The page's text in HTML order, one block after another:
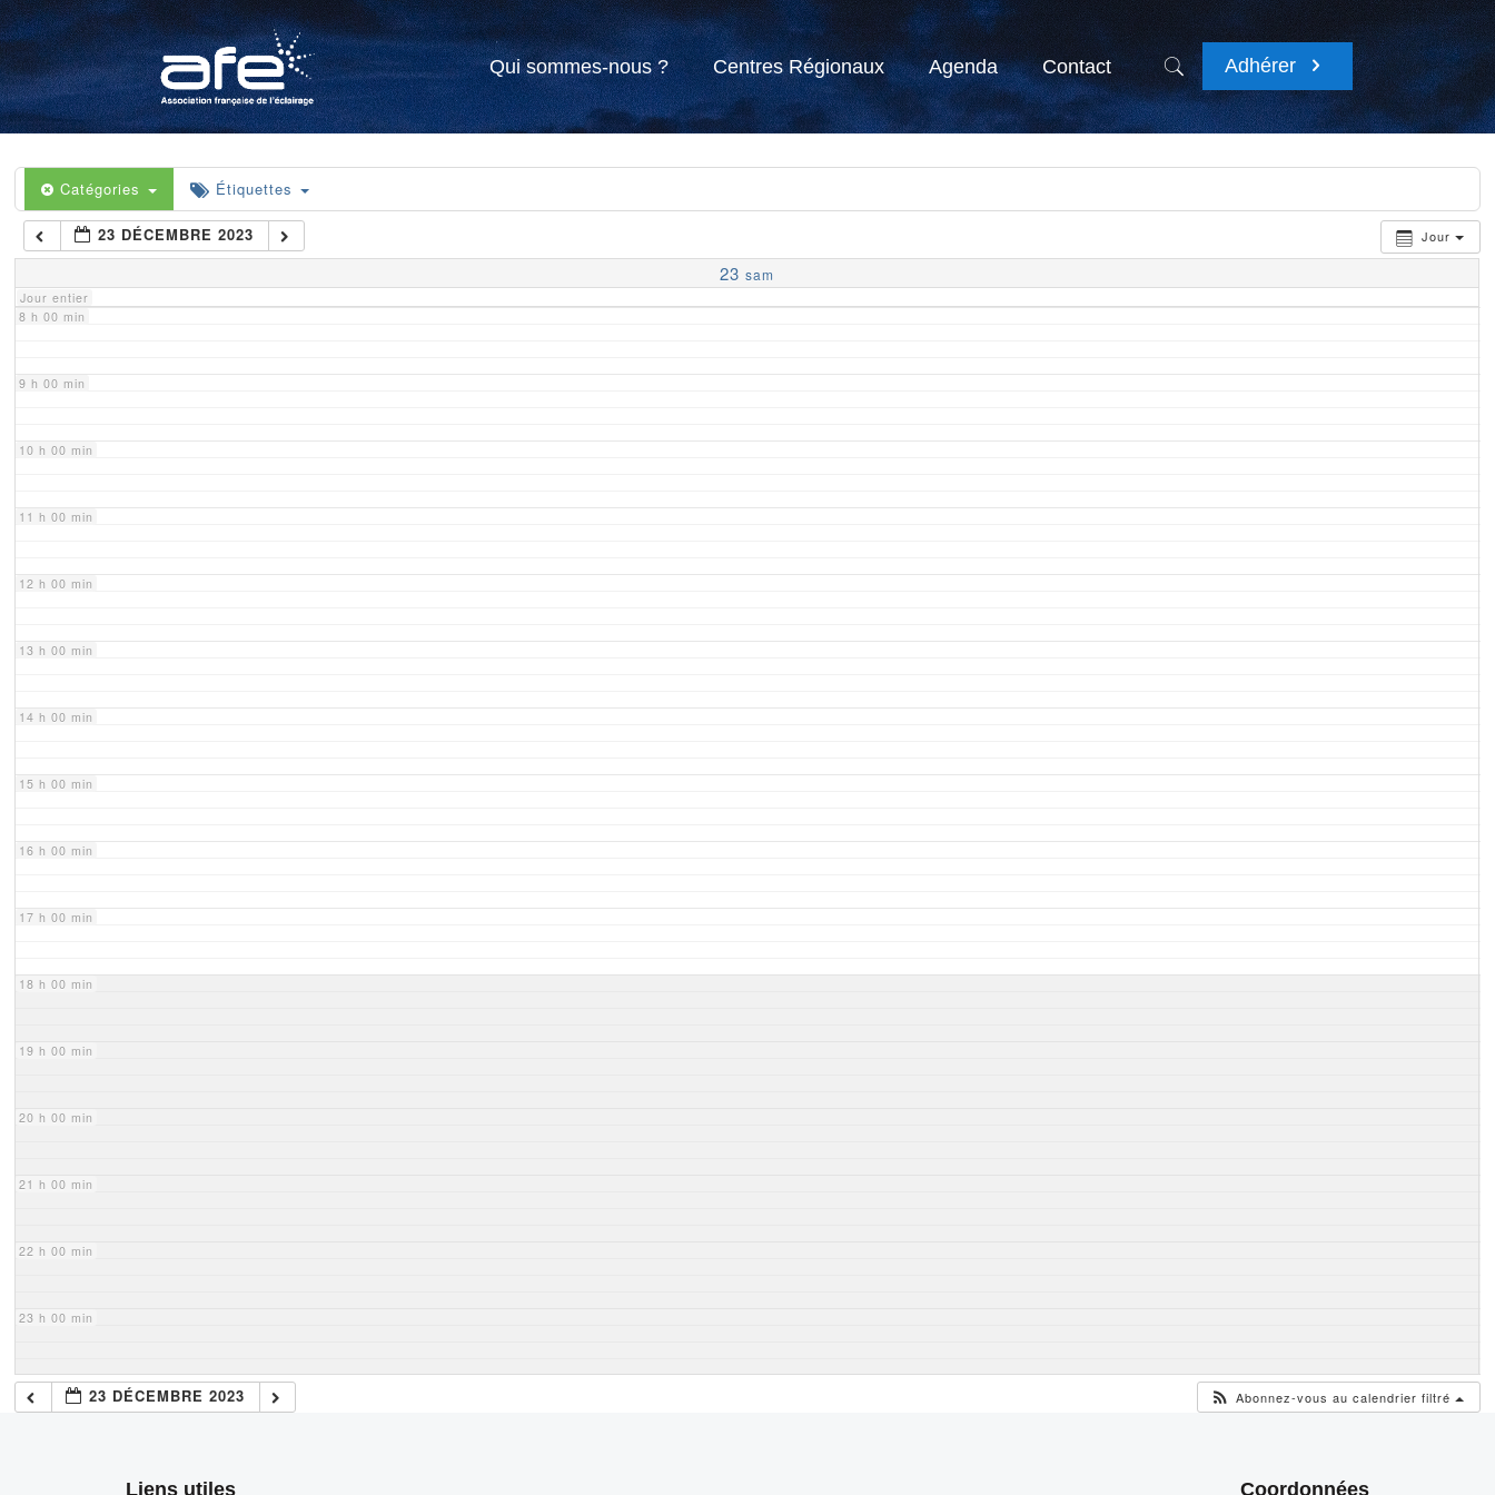
Qui sommes-nous ? Centres Régionaux Agenda Contact Adhérer
Catégories Étiquettes
Jour
23 DÉCEMBRE 2023
23 sam
Jour entier
4 h 00 min
5 h 00 min
6 h 00 min
7 h 00 min
8 h 00 min
9 h 00 min
10 h 00 min
11 h 00 min
12 h 00 min
13 h 00 min
14 h 00 min
15 h 00 min
16 h 00 min
17 h 00 min
18 h 00 min
19 h 00 min
20 h 00 min
21 h 00 min
22 h 00 min
23 h 00 min
23 DÉCEMBRE 2023 Abonnez-vous au calendrier filtré
Liens utiles Coordonnées